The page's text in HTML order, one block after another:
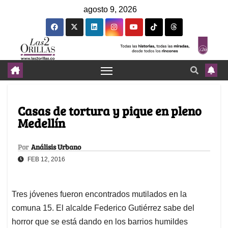
agosto 9, 2026
Casas de tortura y pique en pleno
Medellín
Por Análisis Urbano
FEB 12, 2016
Tres jóvenes fueron encontrados mutilados en la
comuna 15. El alcalde Federico Gutiérrez sabe del
horror que se está dando en los barrios humildes